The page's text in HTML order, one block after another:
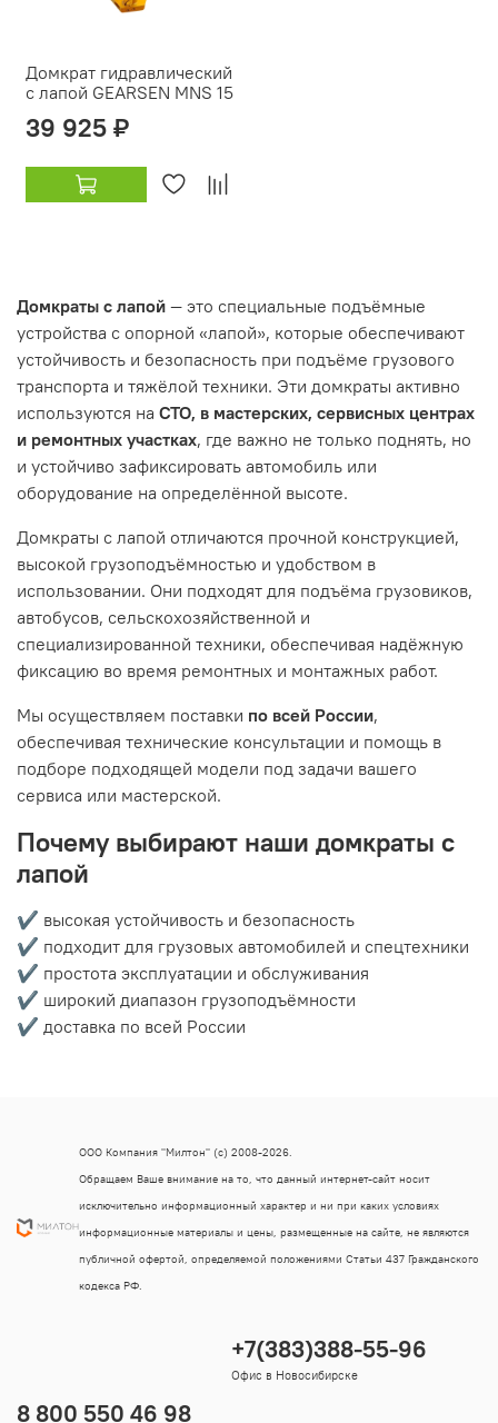
Домкрат гидравлический
с лапой GEARSEN MNS 15
39 925 ₽
Домкраты с лапой — это специальные подъёмные
устройства с опорной «лапой», которые обеспечивают
устойчивость и безопасность при подъёме грузового
транспорта и тяжёлой техники. Эти домкраты активно
используются на СТО, в мастерских, сервисных центрах
и ремонтных участках, где важно не только поднять, но
и устойчиво зафиксировать автомобиль или
оборудование на определённой высоте.
Домкраты с лапой отличаются прочной конструкцией,
высокой грузоподъёмностью и удобством в
использовании. Они подходят для подъёма грузовиков,
автобусов, сельскохозяйственной и
специализированной техники, обеспечивая надёжную
фиксацию во время ремонтных и монтажных работ.
Мы осуществляем поставки по всей России,
обеспечивая технические консультации и помощь в
подборе подходящей модели под задачи вашего
сервиса или мастерской.
Почему выбирают наши домкраты с
лапой
✔ высокая устойчивость и безопасность
✔ подходит для грузовых автомобилей и спецтехники
✔ простота эксплуатации и обслуживания
✔ широкий диапазон грузоподъёмности
✔ доставка по всей России
8 800 550 46 98
+7(383)388-55-96
Офис в Новосибирске
ООО Компания "Милтон" (с) 2008-2026.
Обращаем Ваше внимание на то, что данный интернет-сайт носит
исключительно информационный характер и ни при каких условиях
информационные материалы и цены, размещенные на сайте, не являются
публичной офертой, определяемой положениями Статьи 437 Гражданского
кодекса РФ.